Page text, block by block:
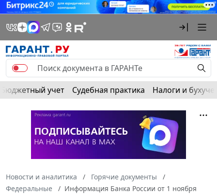
Бюджетный учет Судебная практика Налоги и
Новости и аналитика
Горячие документы
Федеральные
Информация Банка России от 1 ноября